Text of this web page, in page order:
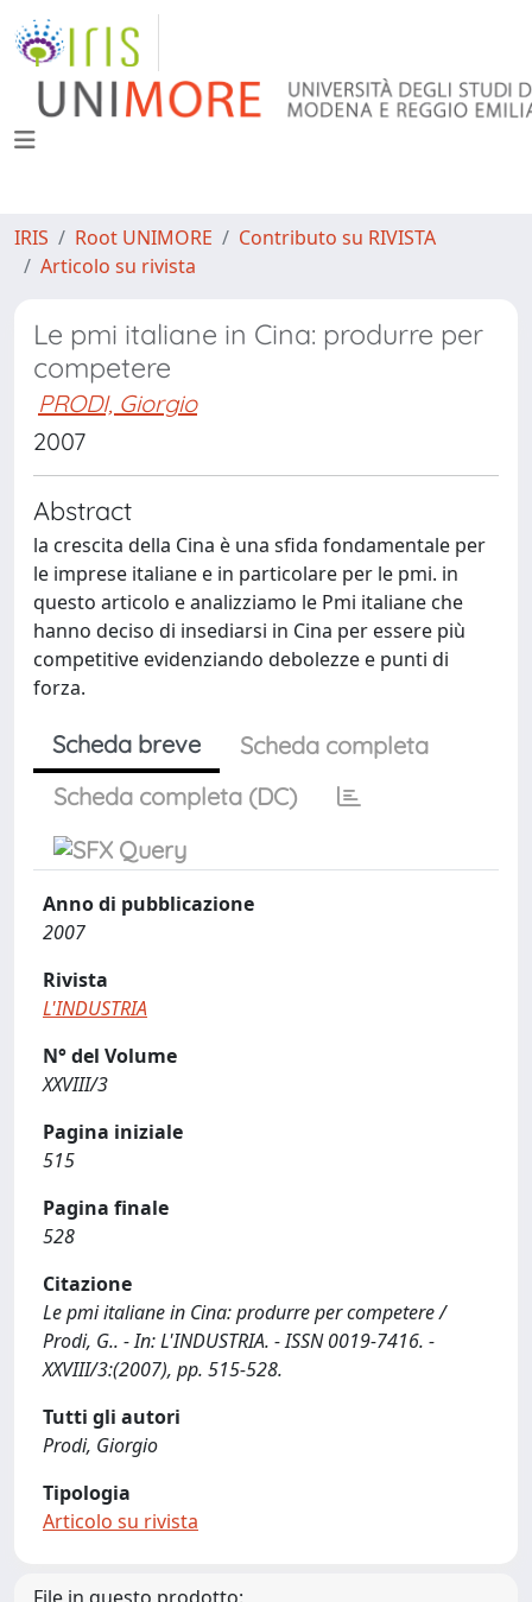
IRIS Root UNIMORE
Contributo su RIVISTA
Articolo su rivista
Le pmi italiane in Cina: produrre per
competere
PRODI, Giorgio
2007
Abstract
la crescita della Cina è una sfida fondamentale per
le imprese italiane e in particolare per le pmi. in
questo articolo e analizziamo le Pmi italiane che
hanno deciso di insediarsi in Cina per essere più
competitive evidenziando debolezze e punti di
forza.
Scheda breve
Scheda completa
Scheda completa (DC)
Anno di pubblicazione
2007
Rivista
L'INDUSTRIA
N° del Volume
XXVIII/3
Pagina iniziale
515
Pagina finale
528
Citazione
Le pmi italiane in Cina: produrre per competere /
Prodi, G.. - In: L'INDUSTRIA. - ISSN 0019-7416. -
XXVIII/3:(2007), pp. 515-528.
Tutti gli autori
Prodi, Giorgio
Tipologia
Articolo su rivista